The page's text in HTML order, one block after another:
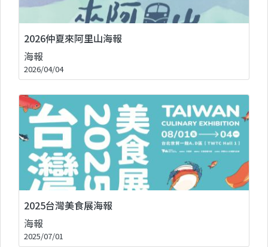
2026仲夏來阿里山海報
海報
2026/04/04
2025台灣美食展海報
海報
2025/07/01